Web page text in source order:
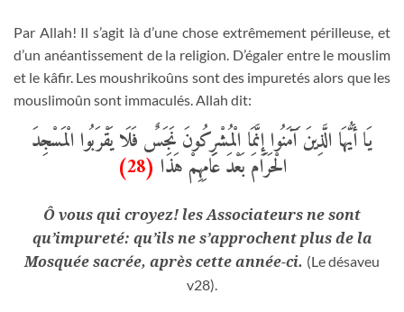
Par Allah! Il s’agit là d’une chose extrêmement périlleuse, et
d’un anéantissement de la religion. D’égaler entre le mouslim
et le kâfir. Les moushrikoûns sont des impuretés alors que les
mouslimoûn sont immaculés. Allah dit:
يَا أَيُّهَا الَّذِينَ آَمَنُوا إِنَّمَا الْمُشْرِكُونَ نَجَسٌ فَلَا يَقْرَبُوا الْمَسْجِدَ
الْحَرَامَ بَعْدَ عَامِهِمْ هَذَا (28)
Ô vous qui croyez! les Associateurs ne sont
qu’impureté: qu’ils ne s’approchent plus de la
Mosquée sacrée, après cette année-ci. (Le désaveu
v28).